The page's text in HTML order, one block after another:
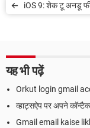
iOS 9: शेक टू अनडू
यह भी पढ़ें
Orkut login gmail
व्हाट्सऐप पर अपने
Gmail email kaise